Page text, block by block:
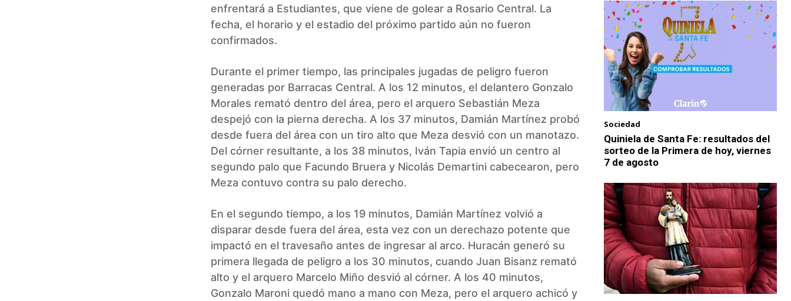
enfrentará a Estudiantes, que viene de golear a Rosario Central. La
fecha, el horario y el estadio del próximo partido aún no fueron
confirmados.
Durante el primer tiempo, las principales jugadas de peligro fueron
generadas por Barracas Central. A los 12 minutos, el delantero Gonzalo
Morales remató dentro del área, pero el arquero Sebastián Meza
despejó con la pierna derecha. A los 37 minutos, Damián Martínez probó
desde fuera del área con un tiro alto que Meza desvió con un manotazo.
Del córner resultante, a los 38 minutos, Iván Tapia envió un centro al
segundo palo que Facundo Bruera y Nicolás Demartini cabecearon, pero
Meza contuvo contra su palo derecho.
En el segundo tiempo, a los 19 minutos, Damián Martínez volvió a
disparar desde fuera del área, esta vez con un derechazo potente que
impactó en el travesaño antes de ingresar al arco. Huracán generó su
primera llegada de peligro a los 30 minutos, cuando Juan Bisanz remató
alto y el arquero Marcelo Miño desvió al córner. A los 40 minutos,
Gonzalo Maroni quedó mano a mano con Meza, pero el arquero achicó y
Sociedad
Quiniela de Santa Fe: resultados del
sorteo de la Primera de hoy, viernes
7 de agosto